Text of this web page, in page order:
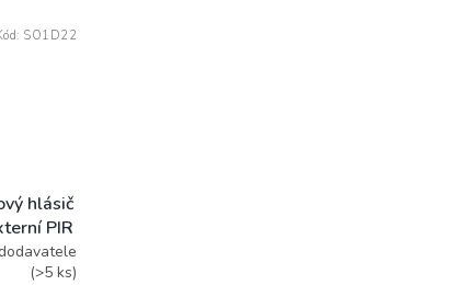
hlásič
PIR
(>5 ks)
SO1D22